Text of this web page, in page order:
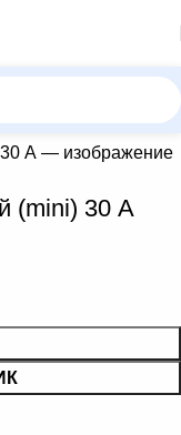
(mini) 30 А